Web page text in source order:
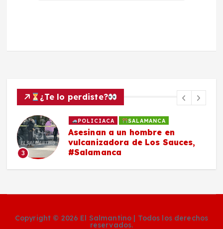
¿Te lo perdiste?
3
POLICIACA SALAMANCA
Asesinan a un hombre en
vulcanizadora de Los Sauces,
#Salamanca
Copyright © 2026 El Salmantino | Todos los derechos
reservados.